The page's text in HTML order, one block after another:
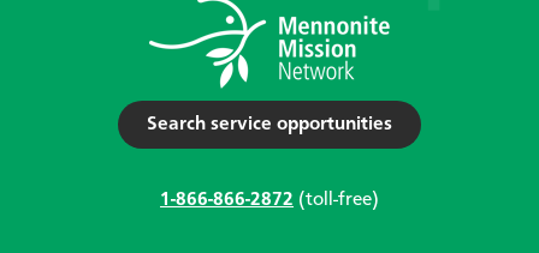
Search service opportunities
1-866-866-2872 (toll-free)